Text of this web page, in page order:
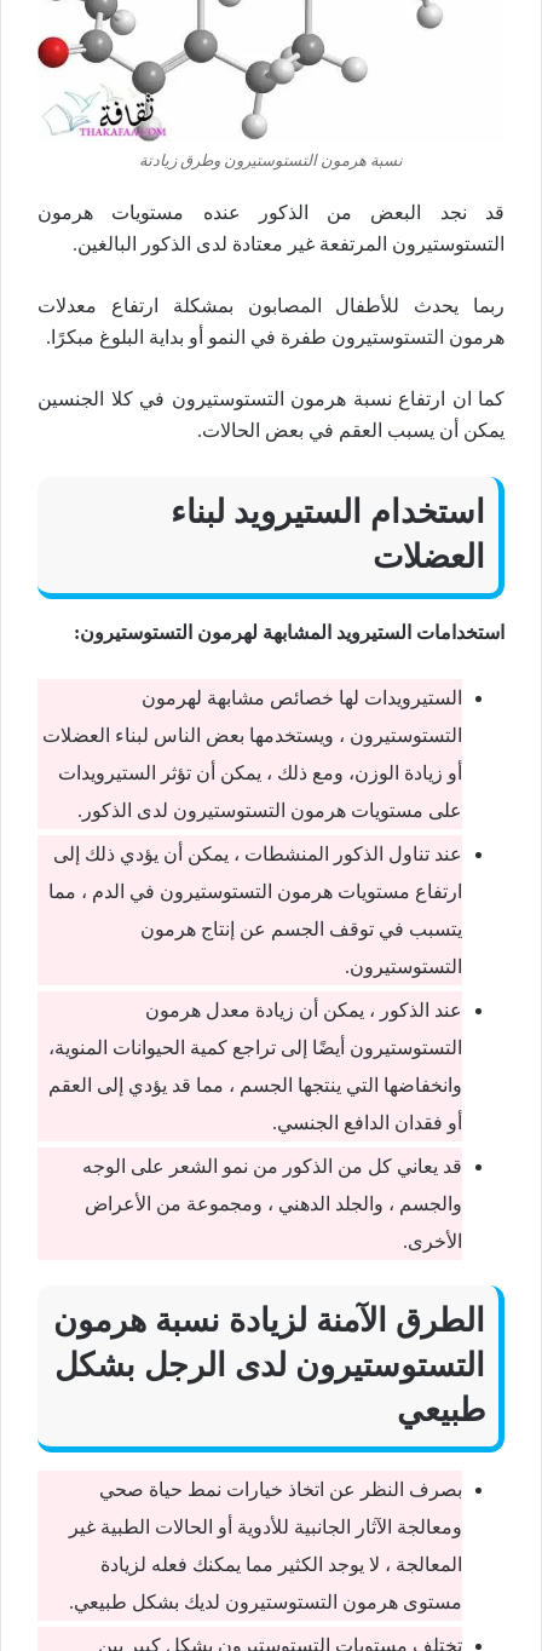
نسبة هرمون التستوستيرون وطرق زيادتة
قد نجد البعض من الذكور عنده مستويات هرمون
التستوستيرون المرتفعة غير معتادة لدى الذكور البالغين.
ربما يحدث للأطفال المصابون بمشكلة ارتفاع معدلات
هرمون التستوستيرون طفرة في النمو أو بداية البلوغ مبكرًا.
كما ان ارتفاع نسبة هرمون التستوستيرون في كلا الجنسين
يمكن أن يسبب العقم في بعض الحالات.
استخدام الستيرويد لبناء
العضلات
استخدامات الستيرويد المشابهة لهرمون التستوستيرون:
الستيرويدات لها خصائص مشابهة لهرمون
التستوستيرون ، ويستخدمها بعض الناس لبناء العضلات
أو زيادة الوزن، ومع ذلك ، يمكن أن تؤثر الستيرويدات
على مستويات هرمون التستوستيرون لدى الذكور.
عند تناول الذكور المنشطات ، يمكن أن يؤدي ذلك إلى
ارتفاع مستويات هرمون التستوستيرون في الدم ، مما
يتسبب في توقف الجسم عن إنتاج هرمون
التستوستيرون.
عند الذكور ، يمكن أن زيادة معدل هرمون
التستوستيرون أيضًا إلى تراجع كمية الحيوانات المنوية،
وانخفاضها التي ينتجها الجسم ، مما قد يؤدي إلى العقم
أو فقدان الدافع الجنسي.
قد يعاني كل من الذكور من نمو الشعر على الوجه
والجسم ، والجلد الدهني ، ومجموعة من الأعراض
الأخرى.
الطرق الآمنة لزيادة نسبة هرمون
التستوستيرون لدى الرجل بشكل
طبيعي
بصرف النظر عن اتخاذ خيارات نمط حياة صحي
ومعالجة الآثار الجانبية للأدوية أو الحالات الطبية غير
المعالجة ، لا يوجد الكثير مما يمكنك فعله لزيادة
مستوى هرمون التستوستيرون لديك بشكل طبيعي.
تختلف مستويات التستوستيرون بشكل كبير بين